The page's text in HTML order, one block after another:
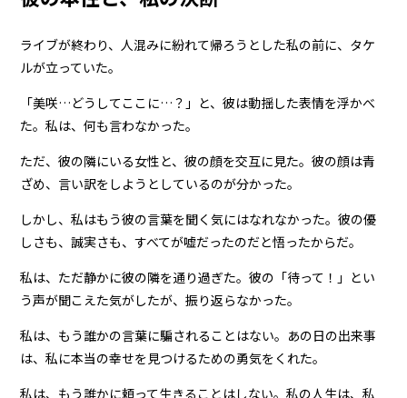
ライブが終わり、人混みに紛れて帰ろうとした私の前に、タケ
ルが立っていた。
「美咲…どうしてここに…？」と、彼は動揺した表情を浮かべ
た。私は、何も言わなかった。
ただ、彼の隣にいる女性と、彼の顔を交互に見た。彼の顔は青
ざめ、言い訳をしようとしているのが分かった。
しかし、私はもう彼の言葉を聞く気にはなれなかった。彼の優
しさも、誠実さも、すべてが嘘だったのだと悟ったからだ。
私は、ただ静かに彼の隣を通り過ぎた。彼の「待って！」とい
う声が聞こえた気がしたが、振り返らなかった。
私は、もう誰かの言葉に騙されることはない。あの日の出来事
は、私に本当の幸せを見つけるための勇気をくれた。
私は、もう誰かに頼って生きることはしない。私の人生は、私